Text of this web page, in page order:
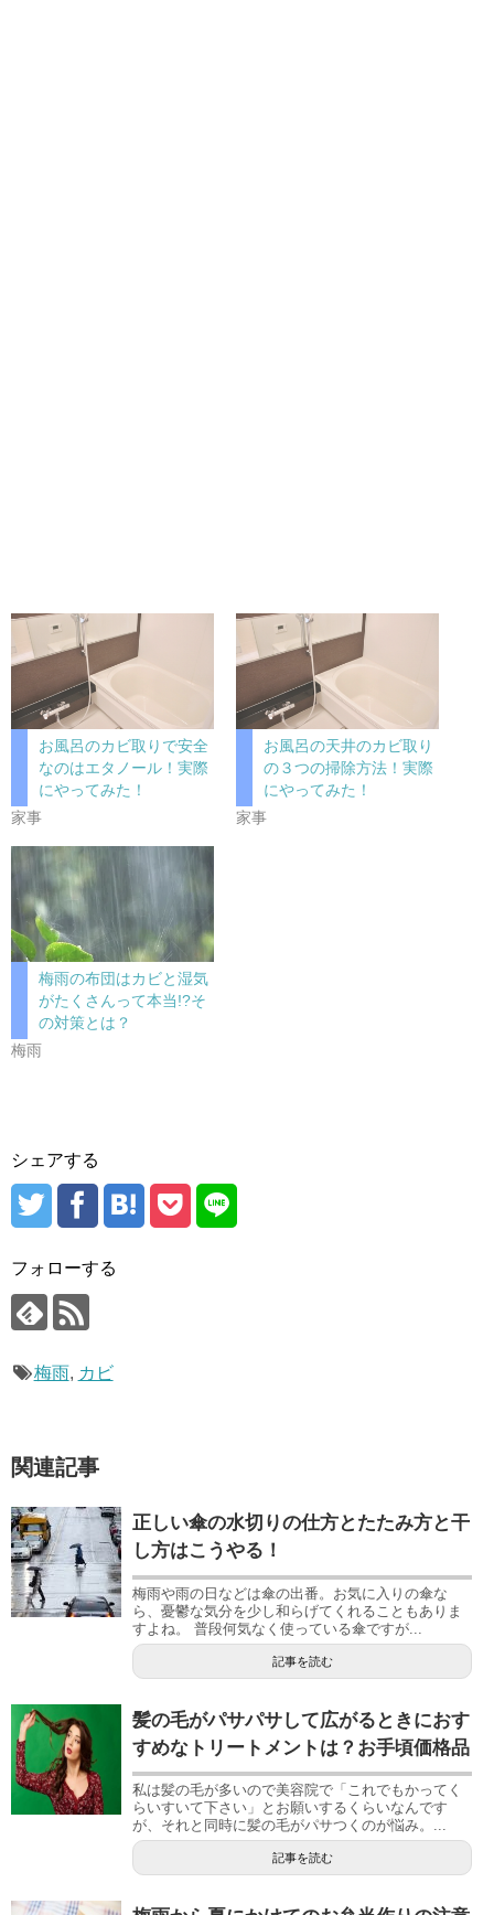
お風呂のカビ取りで安全
なのはエタノール！実際
にやってみた！
家事
お風呂の天井のカビ取り
の３つの掃除方法！実際
にやってみた！
家事
梅雨の布団はカビと湿気
がたくさんって本当!?そ
の対策とは？
梅雨
シェアする
フォローする
梅雨, カビ
関連記事
正しい傘の水切りの仕方とたたみ方と干
し方はこうやる！
梅雨や雨の日などは傘の出番。お気に入りの傘な
ら、憂鬱な気分を少し和らげてくれることもありま
すよね。 普段何気なく使っている傘ですが...
記事を読む
髪の毛がパサパサして広がるときにおす
すめなトリートメントは？お手頃価格品
私は髪の毛が多いので美容院で「これでもかってく
らいすいて下さい」とお願いするくらいなんです
が、それと同時に髪の毛がパサつくのが悩み。...
記事を読む